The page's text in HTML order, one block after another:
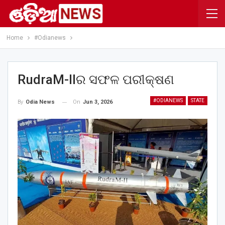
Home #Odianews
RudraM-IIର ସଫଳ ପରୀକ୍ଷଣ
#ODIANEWS STATE
By Odia News On Jun 3, 2026